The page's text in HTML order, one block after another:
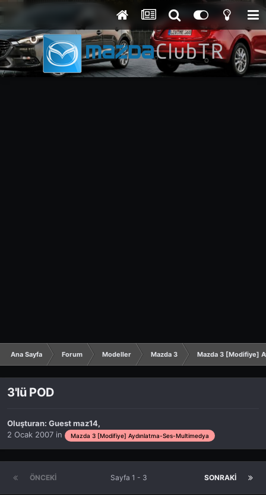
Ana Sayfa Forum Modeller Mazda 3 Mazda 3 [Modifiye]
3'lü POD
Oluşturan: Guest maz14,
2 Ocak 2007 in Mazda 3 [Modifiye] Aydınlatma-Ses-Multimedya
ÖNCEKI SONRAKI
Sayfa 1 - 3